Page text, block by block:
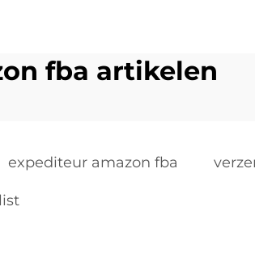
fba artikelen
expediteur amazon fba